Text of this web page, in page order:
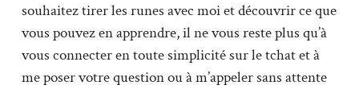
souhaitez tirer les runes avec moi et découvrir ce que
vous pouvez en apprendre, il ne vous reste plus qu’à
vous connecter en toute simplicité sur le tchat et à
me poser votre question ou à m’appeler sans attente